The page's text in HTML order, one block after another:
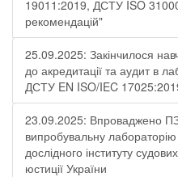
19011:2019, ДСТУ ISO
рекомендацій"
25.09.2025: Закінчилося
до акредитації та аудит в
ДСТУ EN ISO/IEC
23.09.2025: Впроваджено
випробувальну лабораторію
дослідного інституту
юстиції України